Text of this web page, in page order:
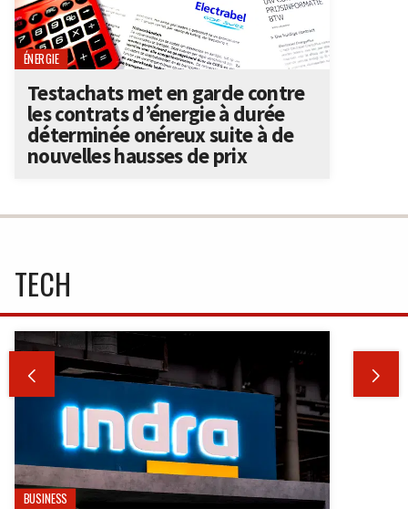
ÉNERGIE
Testachats met en garde contre
les contrats d’énergie à durée
déterminée onéreux suite à de
nouvelles hausses de prix
TECH
 
BUSINESS